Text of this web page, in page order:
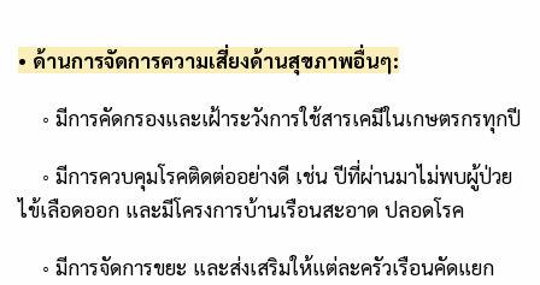
• ด้านการจัดการความเสี่ยงด้านสุขภาพอื่นๆ:
◦ มีการคัดกรองและเฝ้าระวังการใช้สารเคมีในเกษตรกรทุกปี
◦ มีการควบคุมโรคติดต่ออย่างดี เช่น ปีที่ผ่านมาไม่พบผู้ป่วย
ไข้เลือดออก และมีโครงการบ้านเรือนสะอาด ปลอดโรค
◦ มีการจัดการขยะ และส่งเสริมให้แต่ละครัวเรือนคัดแยก